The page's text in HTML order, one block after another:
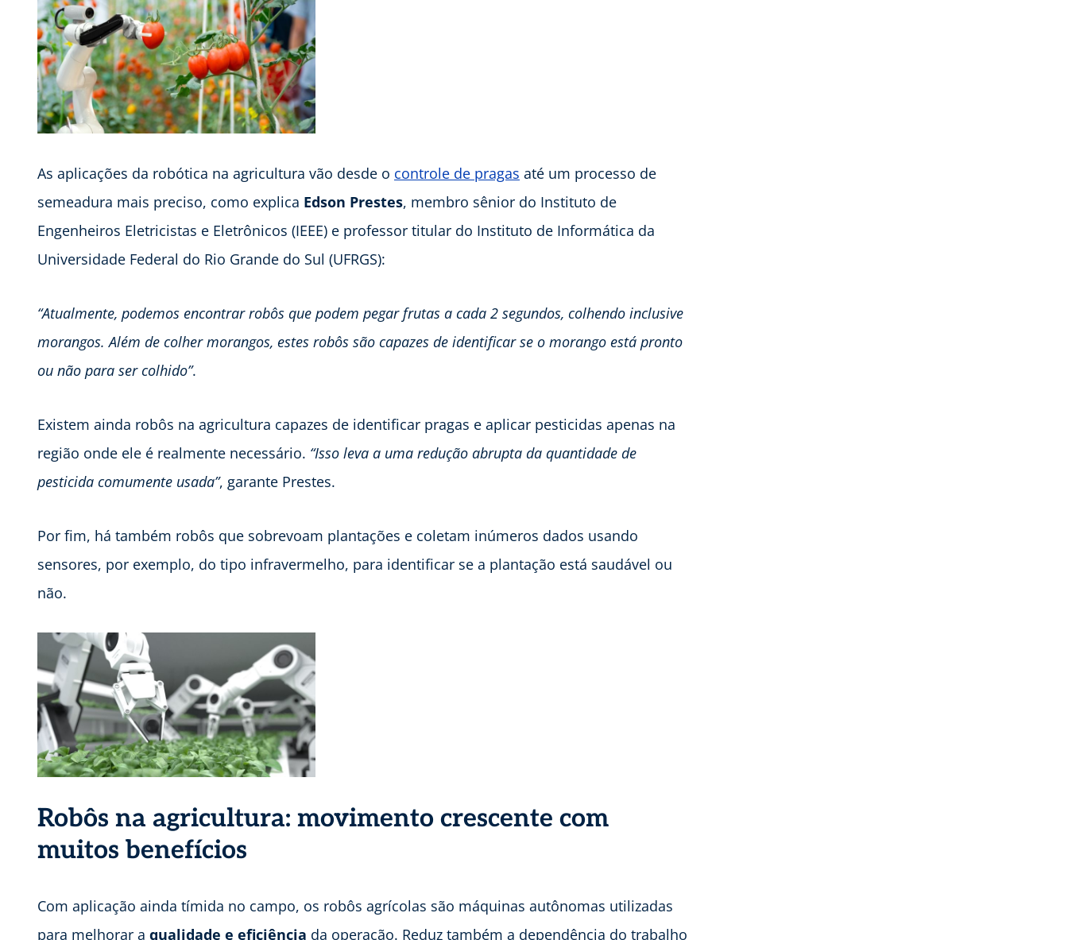
As aplicações da robótica na agricultura vão desde o controle de pragas até um processo de
semeadura mais preciso, como explica Edson Prestes, membro sênior do Instituto de
Engenheiros Eletricistas e Eletrônicos (IEEE) e professor titular do Instituto de Informática da
Universidade Federal do Rio Grande do Sul (UFRGS):
“Atualmente, podemos encontrar robôs que podem pegar frutas a cada 2 segundos, colhendo inclusive
morangos. Além de colher morangos, estes robôs são capazes de identificar se o morango está pronto
ou não para ser colhido”.
Existem ainda robôs na agricultura capazes de identificar pragas e aplicar pesticidas apenas na
região onde ele é realmente necessário. “Isso leva a uma redução abrupta da quantidade de
pesticida comumente usada”, garante Prestes.
Por fim, há também robôs que sobrevoam plantações e coletam inúmeros dados usando
sensores, por exemplo, do tipo infravermelho, para identificar se a plantação está saudável ou
não.
Robôs na agricultura: movimento crescente com
muitos benefícios
Com aplicação ainda tímida no campo, os robôs agrícolas são máquinas autônomas utilizadas
para melhorar a qualidade e eficiência da operação. Reduz também a dependência do trabalho